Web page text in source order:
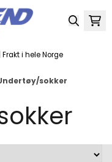
i hele Norge
sokker